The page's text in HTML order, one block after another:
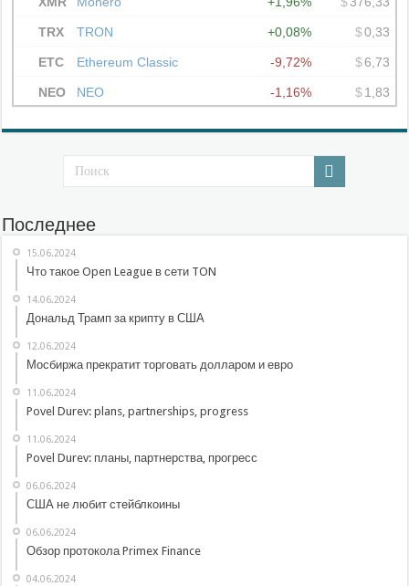
Последнее
15.06.2024
Что такое Open League в сети TON
14.06.2024
Дональд Трамп за крипту в США
12.06.2024
Мосбиржа прекратит торговать долларом и евро
11.06.2024
Povel Durev: plans, partnerships, progress
11.06.2024
Povel Durev: планы, партнерства, прогресс
06.06.2024
США не любит стейблкоины
06.06.2024
Обзор протокола Primex Finance
04.06.2024